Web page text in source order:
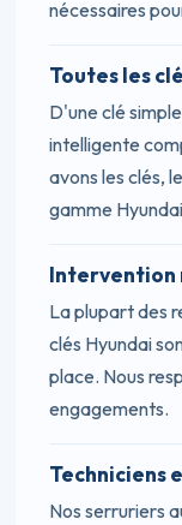
nécessaires
Toutes les
D'une clé
intelligente
avons les clés,
gamme
Intervention
La plupart des
clés Hyundai
place. Nous
engagements.
Techniciens
Nos serruriers